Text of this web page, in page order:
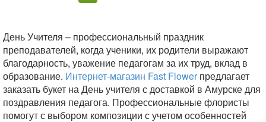
День Учителя – профессиональный праздник
преподавателей, когда ученики, их родители выражают
благодарность, уважение педагогам за их труд, вклад в
образование. Интернет-магазин Fast Flower предлагает
заказать букет на День учителя с доставкой в Амурске для
поздравления педагога. Профессиональные флористы
помогут с выбором композиции с учетом особенностей